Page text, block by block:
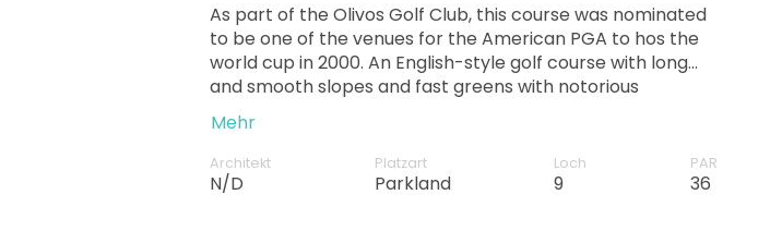
As part of the Olivos Golf Club, this course was nominated
to be one of the venues for the American PGA to hos the
world cup in 2000. An English-style golf course with long
and smooth slopes and fast greens with notorious
movement to increase the difficulty.
Mehr
Architekt
N/D
Platzart
Parkland
Loch
9
PAR
36